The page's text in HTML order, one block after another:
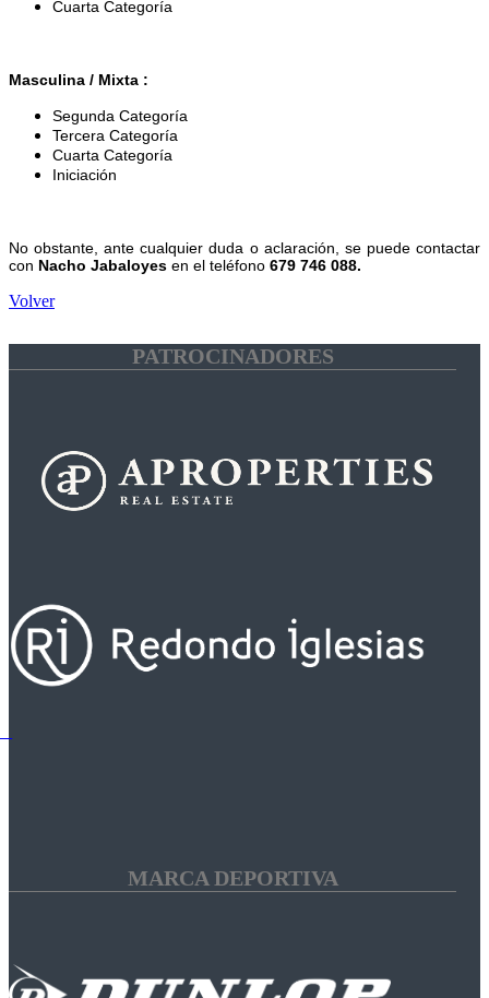
Cuarta Categoría
Masculina / Mixta :
Segunda Categoría
Tercera Categoría
Cuarta Categoría
Iniciación
No obstante, ante cualquier duda o aclaración, se puede contactar
con Nacho Jabaloyes en el teléfono 679 746 088.
Volver
PATROCINADORES
MARCA DEPORTIVA